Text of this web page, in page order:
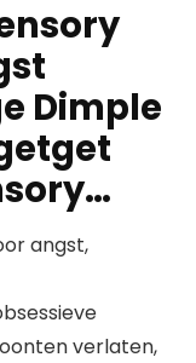
Dimple
angst,
verlaten,